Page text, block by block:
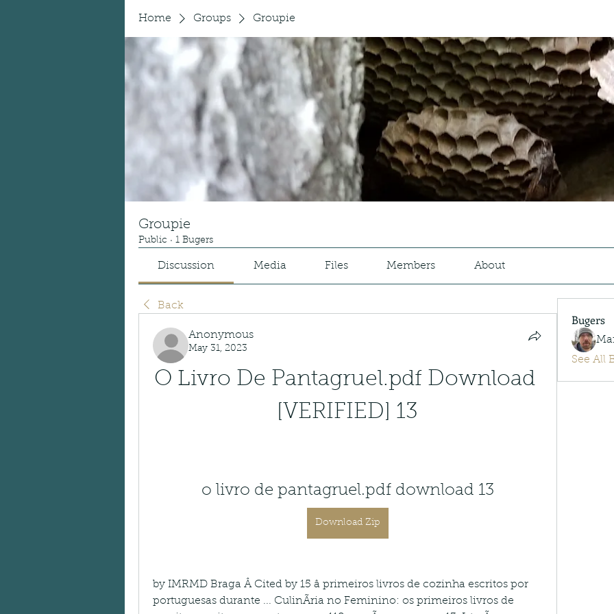
Home Groups Groupie
Groupie
Public · 1 Bugers
Discussion Media Files Members About
Back
Anonymous
May 31, 2023
O Livro De Pantagruel.pdf Download
[VERIFIED] 13
o livro de pantagruel.pdf download 13
Download Zip
by IMRMD Braga Â Cited by 15 â primeiros livros de cozinha escritos por
portuguesas durante ... CulinÃria no Feminino: os primeiros livros de
Bugers
See All